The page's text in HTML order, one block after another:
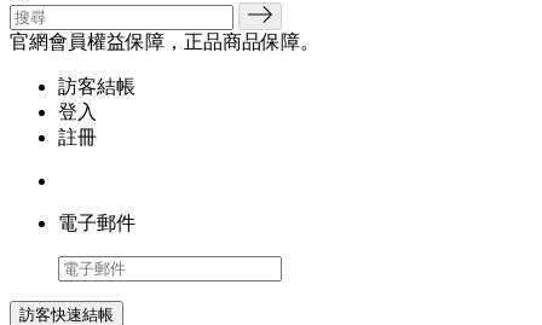
官網會員權益保障，正品商品保障。
訪客結帳
登入
註冊
電子郵件
訪客快速結帳